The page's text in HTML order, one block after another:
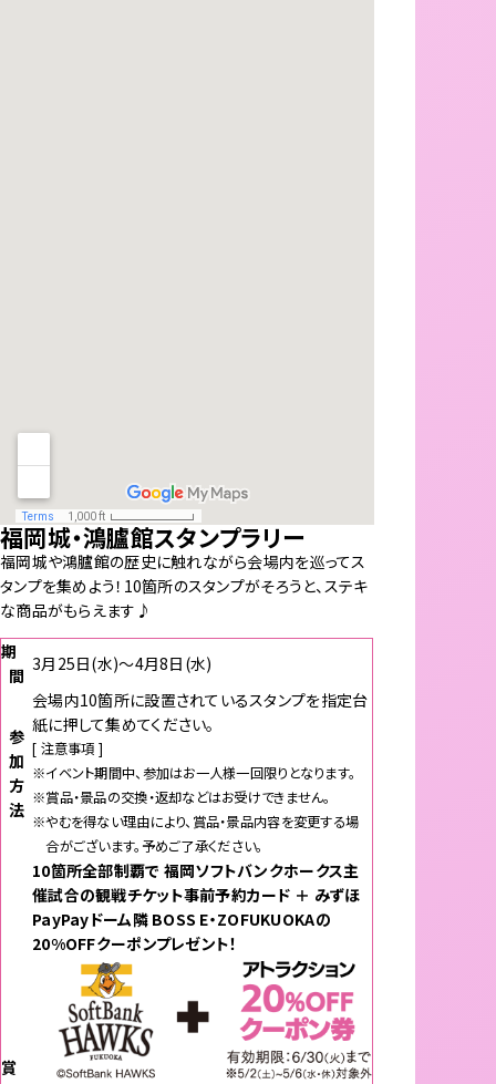
福岡城・鴻臚館スタンプラリー
福岡城や鴻臚館の歴史に触れながら会場内を巡ってス
タンプを集めよう！10箇所のスタンプがそろうと、ステキ
な商品がもらえます♪
期
間
3月25日(水)〜4月8日(水)
参
加
方
法
会場内10箇所に設置されているスタンプを指定台
紙に押して集めてください。
[ 注意事項 ]
※イベント期間中、参加はお一人様一回限りとなります。
※賞品・景品の交換・返却などはお受けできません。
※やむを得ない理由により、賞品・景品内容を変更する場
合がございます。予めご了承ください。
賞
10箇所全部制覇で 福岡ソフトバンクホークス主
催試合の観戦チケット事前予約カード ＋ みずほ
PayPayドーム隣 BOSS E・ZOFUKUOKAの
20%OFFクーポンプレゼント！